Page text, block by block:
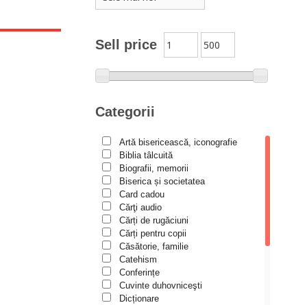
Alexandru Huțanu
Moldovanu
Alexandru Mihăilă
Alexandru Rădescu
Alina Ana Nistor
Alphonse de LAMARTINE
Amy Parker
Ana Iacov
Ana-Lorina Iacob
Anastasiya Sokolova
Anca Apostol
Anca Vasiliu
Sell price
Categorii
Artă bisericească, iconografie
Biblia tâlcuită
Biografii, memorii
Biserica și societatea
Card cadou
Cărţi audio
Cărți de rugăciuni
Cărți pentru copii
Căsătorie, familie
Catehism
Conferințe
Cuvinte duhovniceşti
Dicționare